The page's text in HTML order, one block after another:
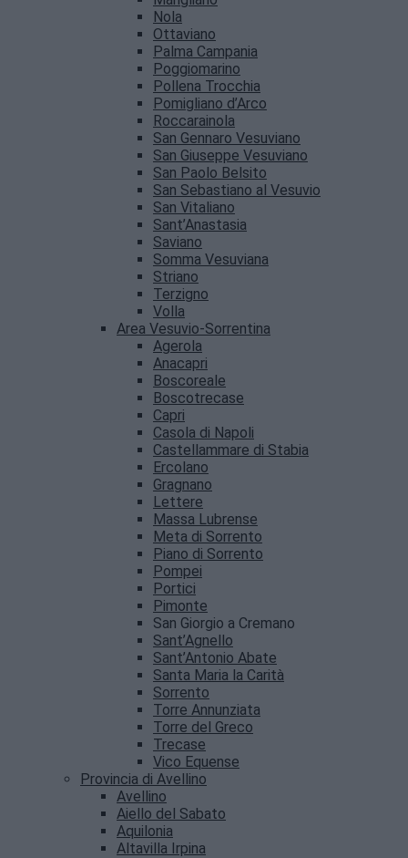
Nola
Ottaviano
Palma Campania
Poggiomarino
Pollena Trocchia
Pomigliano d’Arco
Roccarainola
San Gennaro Vesuviano
San Giuseppe Vesuviano
San Paolo Belsito
San Sebastiano al Vesuvio
San Vitaliano
Sant’Anastasia
Saviano
Somma Vesuviana
Striano
Terzigno
Volla
Area Vesuvio-Sorrentina
Agerola
Anacapri
Boscoreale
Boscotrecase
Capri
Casola di Napoli
Castellammare di Stabia
Ercolano
Gragnano
Lettere
Massa Lubrense
Meta di Sorrento
Piano di Sorrento
Pompei
Portici
Pimonte
San Giorgio a Cremano
Sant’Agnello
Sant’Antonio Abate
Santa Maria la Carità
Sorrento
Torre Annunziata
Torre del Greco
Trecase
Vico Equense
Provincia di Avellino
Avellino
Aiello del Sabato
Aquilonia
Altavilla Irpina